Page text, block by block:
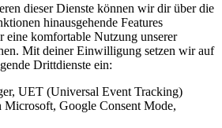
dieser Dienste können wir dir über die
hinausgehende Features
eine komfortable Nutzung unserer
Mit deiner Einwilligung setzen wir auf
Drittdienste ein:
UET (Universal Event Tracking)
Microsoft, Google Consent Mode,